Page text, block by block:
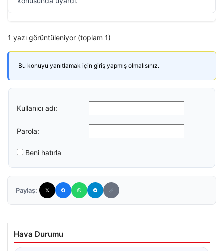
1 yazı görüntüleniyor (toplam 1)
Bu konuyu yanıtlamak için giriş yapmış olmalısınız.
Kullanıcı adı:
Parola:
Beni hatırla
Paylaş:
Hava Durumu